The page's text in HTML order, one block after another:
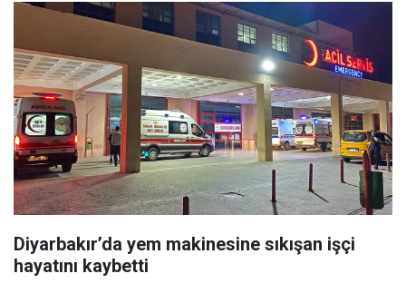
Diyarbakır’da yem makinesine sıkışan işçi
hayatını kaybetti